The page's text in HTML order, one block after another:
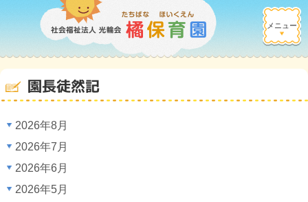
メニュー
園長徒然記
2026年8月
2026年7月
2026年6月
2026年5月